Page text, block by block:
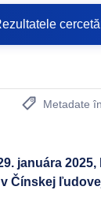
Metadate
januára
Čínskej